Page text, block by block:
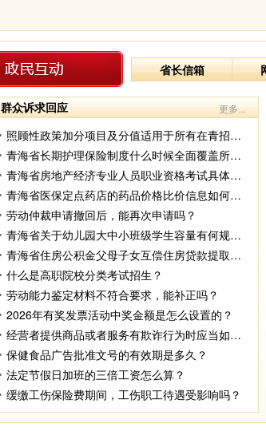
省长信箱
群众诉求回应 更多...
照顾性政策加分项目及分值适用于所有在青招生计划吗？
青海省长期护理保险制度什么时候全面覆盖所有人群？
青海省房地产经济专业人员职业资格考试具体的报名入口、报名方式及流程是什么？
青海省医保定点药店的药品价格比价信息如何查询？
劳动仲裁申请撤回后，能再次申请吗？
青海省关于幼儿园大中小班级学生容量有何规定？
青海省住房公积金父母子女互偿住房贷款提取办理渠道？
什么是高职院校分类考试招生？
劳动能力鉴定材料不符合要求，能补正吗？
2026年有奖发票活动中奖金额是怎么设置的？
经营者提供商品或者服务有欺诈行为时应当如何赔偿？
保健食品广告批准文号的有效期是多久？
法定节假日加班的三倍工资怎么算？
缓缴工伤保险费期间，工伤职工待遇受影响吗？